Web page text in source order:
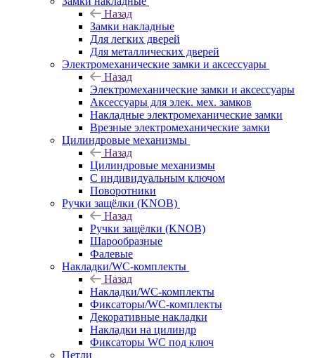
Назад
Замки накладные
Для легких дверей
Для металлических дверей
Электромеханические замки и аксессуары
Назад
Электромеханические замки и аксессуары
Аксессуары для элек. мех. замков
Накладные электромеханические замки
Врезные электромеханические замки
Цилиндровые механизмы
Назад
Цилиндровые механизмы
С индивидуальным ключом
Поворотники
Ручки защёлки (KNOB)
Назад
Ручки защёлки (KNOB)
Шарообразные
Фалевые
Накладки/WC-комплекты
Назад
Накладки/WC-комплекты
Фиксаторы/WC-комплекты
Декоративные накладки
Накладки на цилиндр
Фиксаторы WC под ключ
Петли